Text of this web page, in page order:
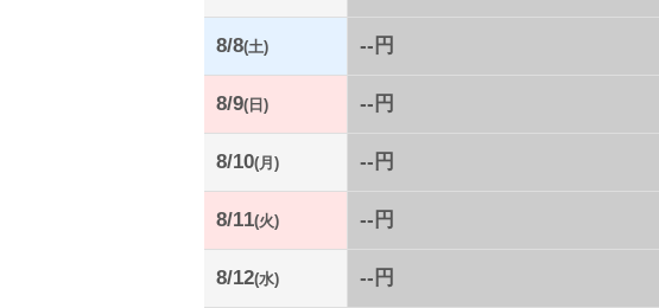
8/8(土) --円
8/9(日) --円
8/10(月) --円
8/11(火) --円
8/12(水) --円